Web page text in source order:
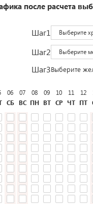
после расчета
Шаг1 Выберите
Шаг2 Выберите
Шаг3Выберите
06
СБ
07
ВС
08
ПН
09
ВТ
10
СР
11
ЧТ
12
ПТ